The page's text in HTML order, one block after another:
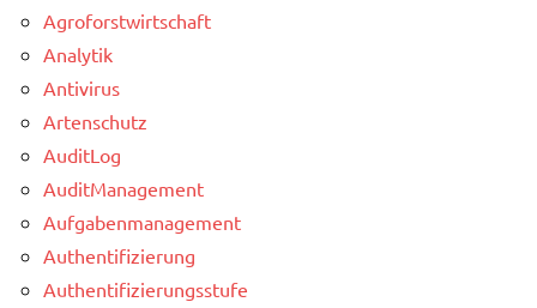
Agroforstwirtschaft
Analytik
Antivirus
Artenschutz
AuditLog
AuditManagement
Aufgabenmanagement
Authentifizierung
Authentifizierungsstufe